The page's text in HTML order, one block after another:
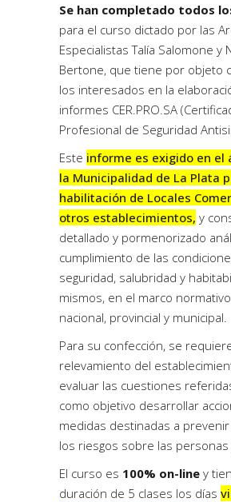
Se han completado todos
para el curso dictado por las
Especialistas Talía Salomone y
Bertone, que tiene por objeto
los interesados en la
informes CER.PRO.SA
Profesional de Seguridad
Este informe es exigido en el
la Municipalidad de La Plata
habilitación de Locales
otros establecimientos, y
detallado y pormenorizado
cumplimiento de las
seguridad, salubridad y
mismos, en el marco
nacional, provincial y municipal.
Para su confección, se
relevamiento del
evaluar las cuestiones
como objetivo desarrollar
medidas destinadas a
los riesgos sobre las personas
El curso es 100% on-line y
duración de 5 clases los días